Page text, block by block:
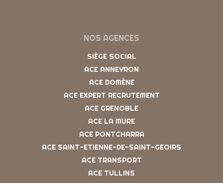
NOS AGENCES
SIÈGE SOCIAL
ACE ANNEYRON
ACE DOMÈNE
ACE EXPERT RECRUTEMENT
ACE GRENOBLE
ACE LA MURE
ACE PONTCHARRA
ACE SAINT-ETIENNE-DE-SAINT-GEOIRS
ACE TRANSPORT
ACE TULLINS